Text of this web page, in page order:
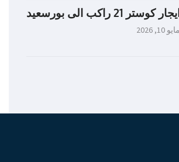
كوستر 21 راكب الى بورسعيد
مايو 10, 2026